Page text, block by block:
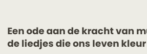
Een ode aan de kracht van
de liedjes die ons leven